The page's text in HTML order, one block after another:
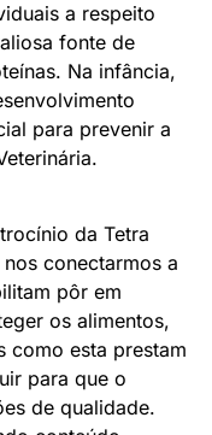
a respeito
fonte de
Na infância,
para prevenir a
da Tetra
conectarmos a
pôr em
os alimentos,
como esta prestam
para que o
de qualidade.